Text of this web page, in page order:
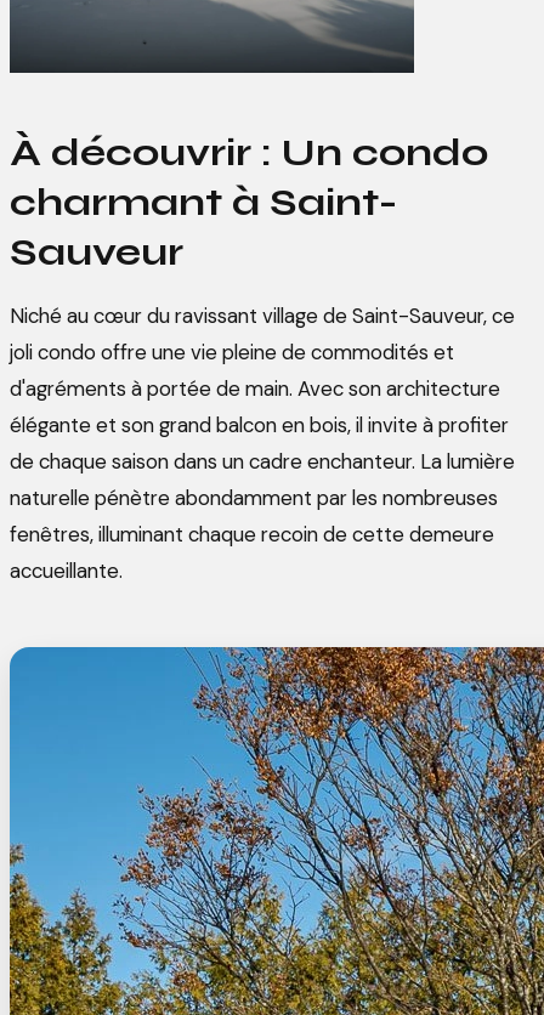
À découvrir : Un condo
charmant à Saint-
Sauveur
Niché au cœur du ravissant village de Saint-Sauveur, ce
joli condo offre une vie pleine de commodités et
d'agréments à portée de main. Avec son architecture
élégante et son grand balcon en bois, il invite à profiter
de chaque saison dans un cadre enchanteur. La lumière
naturelle pénètre abondamment par les nombreuses
fenêtres, illuminant chaque recoin de cette demeure
accueillante.